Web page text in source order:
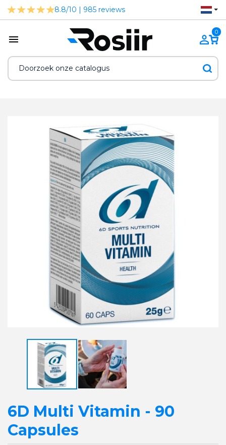
8.8/10 | 985 reviews
0
6D Multi Vitamin - 90
Capsules